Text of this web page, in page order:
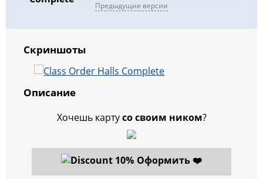
Предыдущие версии
Скриншоты
Описание
Хочешь картусо своим ником?
Оформить ❤️